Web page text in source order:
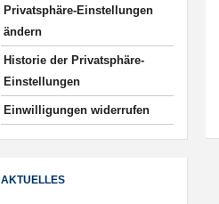
Privatsphäre-Einstellungen
ändern
Historie der Privatsphäre-
Einstellungen
Einwilligungen widerrufen
AKTUELLES